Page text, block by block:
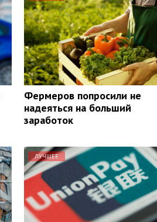
Фермеров попросили не
надеяться на больший
заработок
ЛУЧШЕЕ